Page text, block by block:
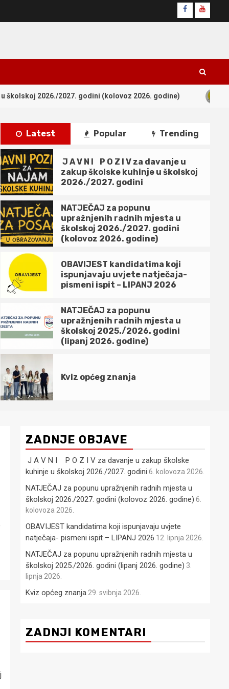
Facebook
2027. godini (kolovoz 2026. godine) 3 OBAVIJEST
OBAVIJEST kandidatima
natječaja- pismeni ispit –
2 mjeseca ago
Latest Popular Trending
J A V N I P O Z I V za davanje u
zakup školske kuhinje u školskoj
2026./2027. godini
NATJEČAJ za popunu
upražnjenih radnih mjesta u
školskoj 2026./2027. godini
(kolovoz 2026. godine)
OBAVIJEST kandidatima koji
ispunjavaju uvjete natječaja-
pismeni ispit – LIPANJ 2026
NATJEČAJ za popunu
upražnjenih radnih mjesta u
školskoj 2025./2026. godini
(lipanj 2026. godine)
Kviz općeg znanja
ZADNJE OBJAVE
J A V N I P O Z I V za davanje u zakup školske
kuhinje u školskoj 2026./2027. godini 6. kolovoza 2026.
NATJEČAJ za popunu upražnjenih radnih mjesta u
školskoj 2026./2027. godini (kolovoz 2026. godine) 6.
kolovoza 2026.
OBAVIJEST kandidatima koji ispunjavaju uvjete
natječaja- pismeni ispit – LIPANJ 2026 12. lipnja 2026.
NATJEČAJ za popunu upražnjenih radnih mjesta u
školskoj 2025./2026. godini (lipanj 2026. godine) 3.
lipnja 2026.
Kviz općeg znanja 29. svibnja 2026.
ZADNJI KOMENTARI